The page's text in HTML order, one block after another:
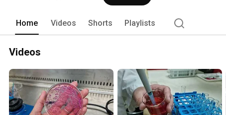
Home Videos Shorts Playlists
Videos